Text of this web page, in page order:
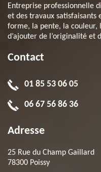
Entreprise professionnelle
et des travaux
forme, la pente, la couleur,
d’ajouter de l’originalité et
Contact
01 85 53 06 05
06 67 56 86 36
Adresse
25 Rue du Champ Gaillard
78300 Poissy